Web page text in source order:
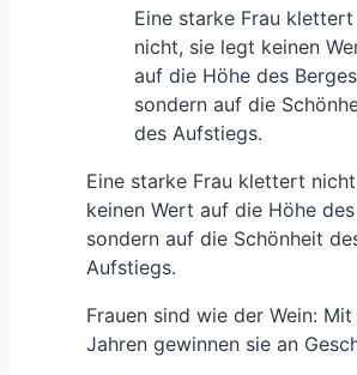
Eine starke Frau klettert
nicht, sie legt keinen
auf die Höhe des
sondern auf die
des Aufstiegs.
Eine starke Frau klettert
keinen Wert auf die Höhe
sondern auf die Schönheit
Aufstiegs.
Frauen sind wie der Wein:
Jahren gewinnen sie an